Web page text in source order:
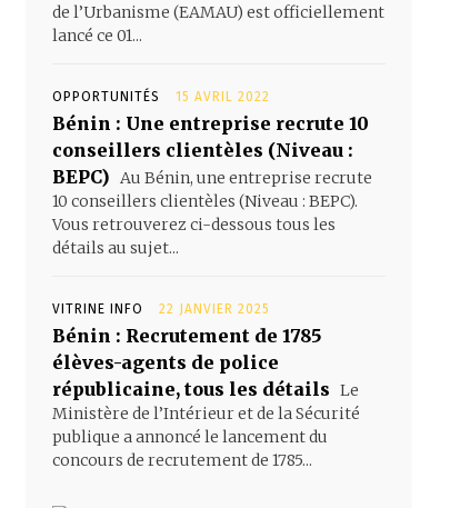
de l’Urbanisme (EAMAU) est officiellement
lancé ce 01...
OPPORTUNITÉS 15 AVRIL 2022
Bénin : Une entreprise recrute 10
conseillers clientèles (Niveau :
BEPC) Au Bénin, une entreprise recrute
10 conseillers clientèles (Niveau : BEPC).
Vous retrouverez ci-dessous tous les
détails au sujet...
VITRINE INFO 22 JANVIER 2025
Bénin : Recrutement de 1785
élèves-agents de police
républicaine, tous les détails Le
Ministère de l’Intérieur et de la Sécurité
publique a annoncé le lancement du
concours de recrutement de 1785...